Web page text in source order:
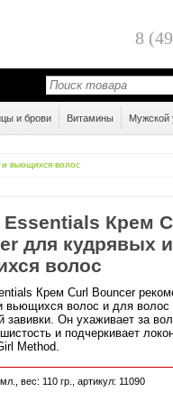
8
и брови Витамины Мужской
вьющихся волос
Essentials Крем
для кудрявых и
волос
Крем Curl Bouncer
вьющихся волос и для волос
завивки. Он ухаживает за
и подчеркивает
Method.
мл., вес: 110 гр., артикул: 11090